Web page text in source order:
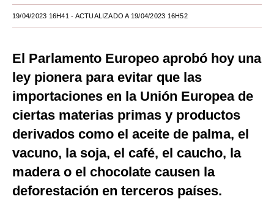
Moda
Estilos
Mundo
EEUU
México
España
Internacional
Tecnología
19/04/2023 16H41 - ACTUALIZADO A 19/04/2023 16H52
El Parlamento Europeo aprobó hoy una
ley pionera para evitar que las
importaciones en la Unión Europea de
ciertas materias primas y productos
derivados como el aceite de palma, el
vacuno, la soja, el café, el caucho, la
madera o el chocolate causen la
deforestación en terceros países.